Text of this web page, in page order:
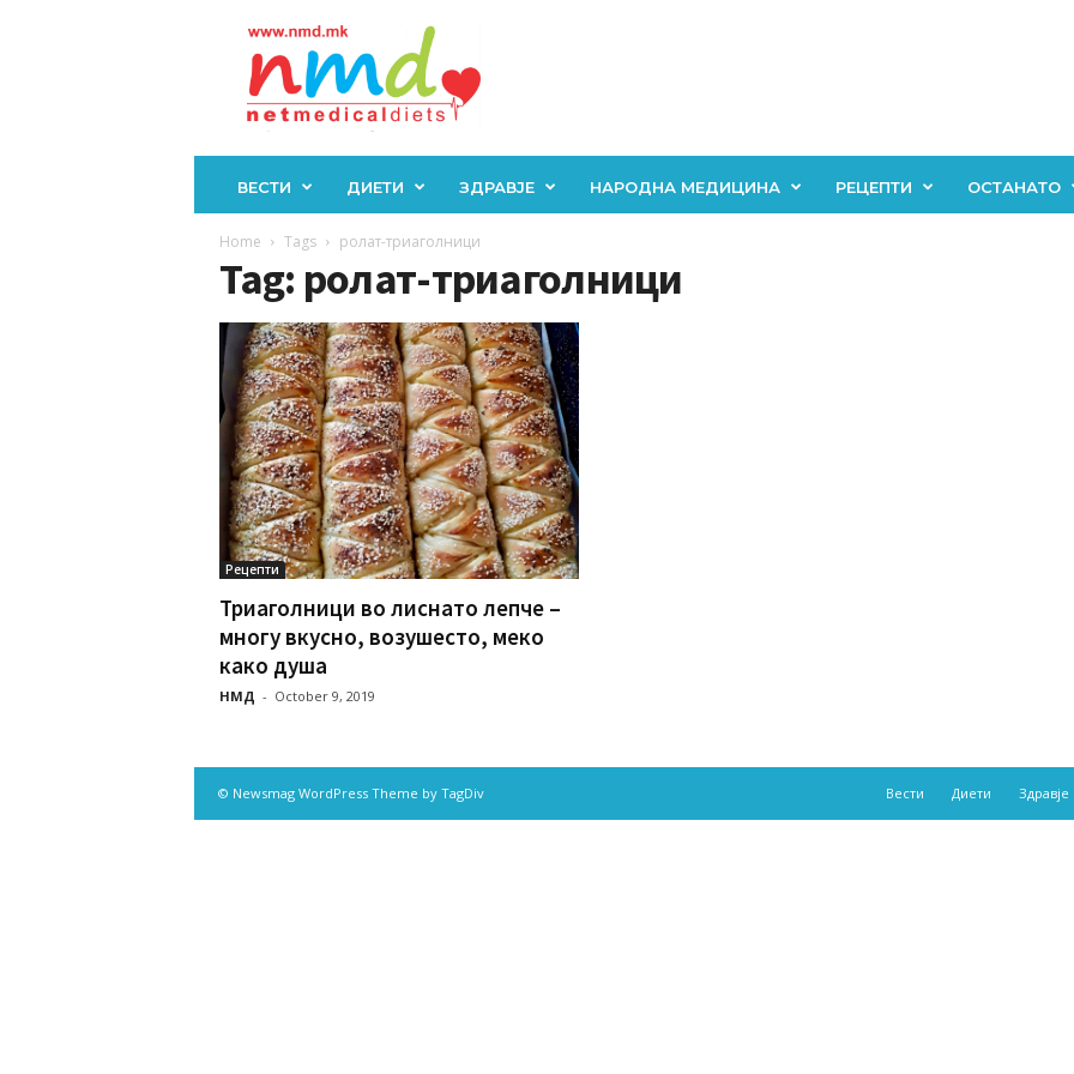
ВЕСТИ ДИЕТИ ЗДРАВЈЕ НАРОДНА МЕДИЦИНА РЕЦЕПТИ ОСТАНАТО
Home Tags ролат-триаголници
Tag: ролат-триаголници
Рецепти
Триаголници во лиснато лепче –
многу вкусно, возушесто, меко
како душа
НМД - October 9, 2019
Вести Диети Здравје
© Newsmag WordPress Theme by TagDiv